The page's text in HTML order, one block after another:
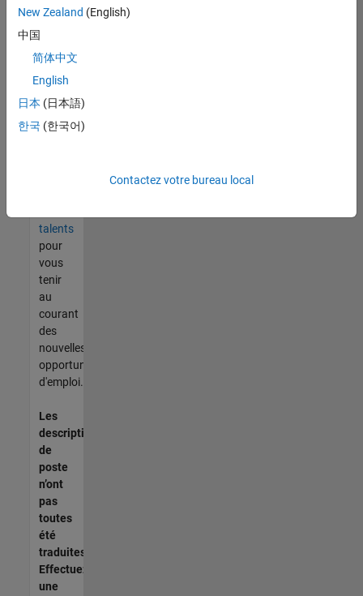
vous
trouvez
pas
d'offre
corresponde
à vos
talents
pour
vous
tenir
au
courant
des
nouvelles
opportunités
d'emploi.
Les
descriptions
de
poste
n’ont
pas
toutes
été
traduites.
Effectuez
une
New Zealand (English)
中国
简体中文
English
日本 (日本語)
한국 (한국어)
Contactez votre bureau local